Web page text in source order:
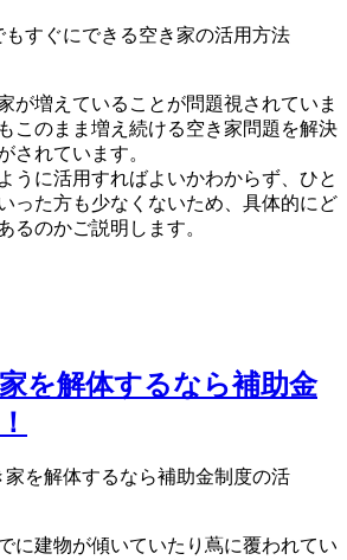
が増えていることが問題視されていま
このまま増え続ける空き家問題を解決
されています。
うに活用すればよいかわからず、ひと
った方も少なくないため、具体的にど
るのかご説明します。
を解体するなら補助金
に建物が傾いていたり蔦に覆われてい